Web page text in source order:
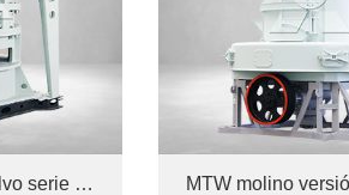
Molino de micropolvo serie MW MTW molino